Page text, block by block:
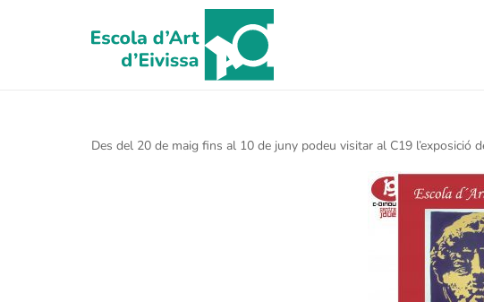
Des del 20 de maig fins al 10 de juny podeu visitar al C19 l’exposició